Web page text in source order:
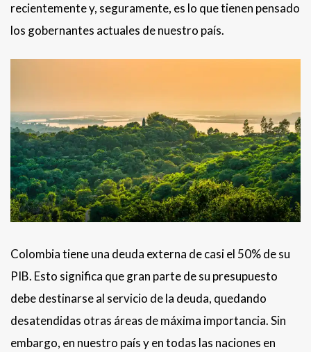
recientemente y, seguramente, es lo que tienen pensado
los gobernantes actuales de nuestro país.
Colombia tiene una deuda externa de casi el 50% de su
PIB. Esto significa que gran parte de su presupuesto
debe destinarse al servicio de la deuda, quedando
desatendidas otras áreas de máxima importancia. Sin
embargo, en nuestro país y en todas las naciones en